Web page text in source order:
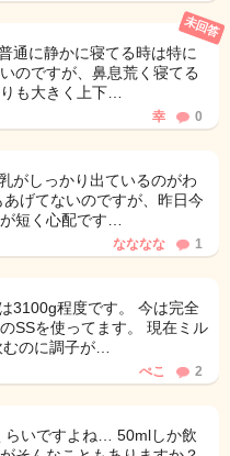
通に静かに寝てる時は特に
のですが、鼻息荒く寝てる
も大きく上下…
未回答
幸 0
がしっかり出ているのがわ
げてないのですが、昨日今
短く心配です…
なななな 1
3100g程度です。 今は完全
SSを使ってます。 現在ミル
のに調子が…
ぺこ 2
らいですよね… 50mlしか飲